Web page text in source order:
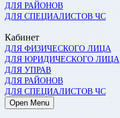
ДЛЯ РАЙОНОВ
ДЛЯ СПЕЦИАЛИСТОВ ЧС
Кабинет
ДЛЯ ФИЗИЧЕСКОГО ЛИЦА
ДЛЯ ЮРИДИЧЕСКОГО ЛИЦА
ДЛЯ УПРАВ
ДЛЯ РАЙОНОВ
ДЛЯ СПЕЦИАЛИСТОВ ЧС
Open Menu